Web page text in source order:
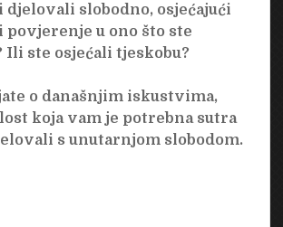
djelovali slobodno, osjećajući
povjerenje u ono što ste
ste osjećali tjeskobu?
o današnjim iskustvima,
koja vam je potrebna sutra
s unutarnjom slobodom.